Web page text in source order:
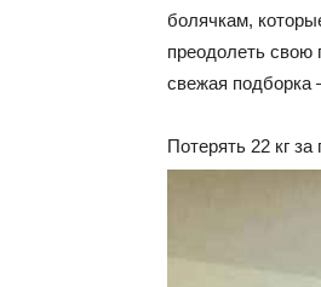
болячкам,
преодолеть свою
свежая подборка
Потерять 22 кг